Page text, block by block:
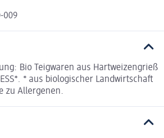
009
Bio Teigwaren aus Hartweizengrieß
* aus biologischer Landwirtschaft
zu Allergenen.